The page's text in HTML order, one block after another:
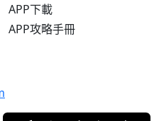
APP下載
APP攻略手冊